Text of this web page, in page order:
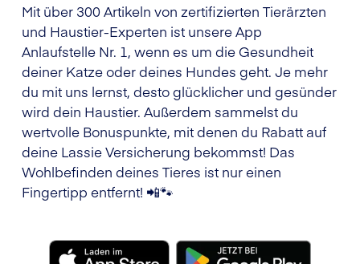
Mit über 300 Artikeln von zertifizierten Tierärzten
und Haustier-Experten ist unsere App
Anlaufstelle Nr. 1, wenn es um die Gesundheit
deiner Katze oder deines Hundes geht. Je mehr
du mit uns lernst, desto glücklicher und gesünder
wird dein Haustier. Außerdem sammelst du
wertvolle Bonuspunkte, mit denen du Rabatt auf
deine Lassie Versicherung bekommst! Das
Wohlbefinden deines Tieres ist nur einen
Fingertipp entfernt! 📲🐾